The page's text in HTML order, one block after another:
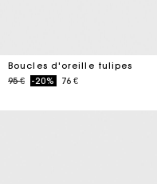
Boucles d'oreille tulipes
Price reduced from
95 €to-20% 76 €